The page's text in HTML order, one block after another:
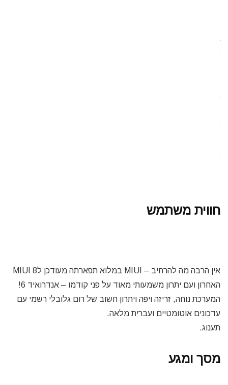
חווית משתמש
אין הרבה מה להרחיב – MIUI במלוא תפארתה מעודכן לMIUI 8
האחרון ועם יתרון משמעותי מאוד על פני קודמו – אנדרואיד 6!
המערכת נוחה, זריזה ויפה ויתרון חשוב של רום גלובלי רשמי עם
עדכונים אוטומטיים ועברית מלאה.
תענוג.
מסך ומגע